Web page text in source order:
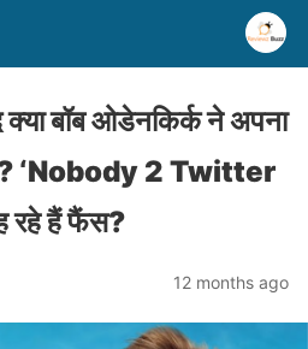
बॉब ओडेनकिर्क ने अपना
‘Nobody 2 Twitter
रहे हैं फैंस?
12 months ago